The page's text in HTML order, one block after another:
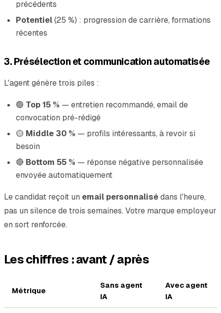
précédents
Potentiel(25 %) : progression de carrière, formations
récentes
3. Présélection et communication automatisée
L'agent génère trois piles :
🟢 Top 15 % — entretien recommandé, email de
convocation pré-rédigé
🟡 Middle 30 % — profils intéressants, à revoir si
besoin
🔴 Bottom 55 % — réponse négative personnalisée
envoyée automatiquement
Le candidat reçoit un email personnalisédans l'heure,
pas un silence de trois semaines. Votre marque employeur
en sort renforcée.
Les chiffres : avant / après
Métrique
Sans agent
IA
Avec agent
IA